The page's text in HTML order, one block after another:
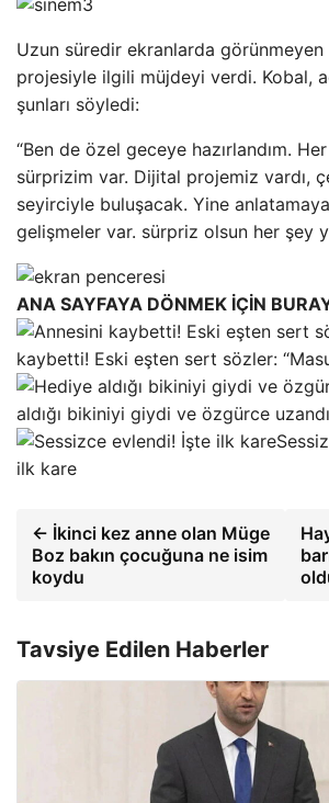
Uzun süredir ekranlarda
projesiyle ilgili müjdeyi verdi. Kobal,
şunları söyledi:
“Ben de özel geceye hazırlandım.
sürprizim var. Dijital projemiz vardı,
seyirciyle buluşacak. Yine
gelişmeler var. sürpriz olsun her şey
ANA SAYFAYA DÖNMEK İÇİN
kaybetti! Eski eşten sert sözler:
aldığı bikiniyi giydi ve özgürce
ilk kare
← İkinci kez anne olan Müge
Boz bakın çocuğuna ne isim
koydu
Tavsiye Edilen Haberler